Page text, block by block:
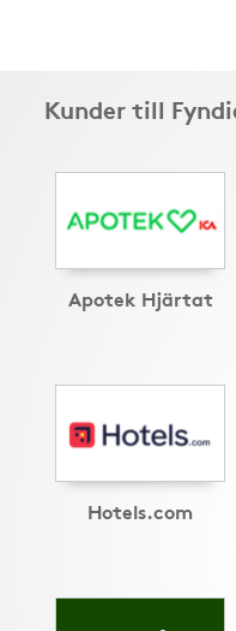
Kunder till
Apotek Hjärtat
Hotels.com